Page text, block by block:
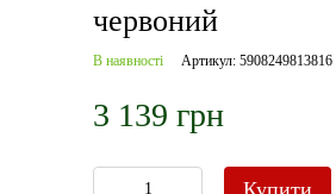
червоний
В наявності Артикул: 5908249813816
3 139 грн
Купити